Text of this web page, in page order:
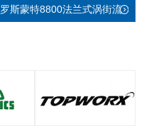
罗斯蒙特8800法兰式涡街流